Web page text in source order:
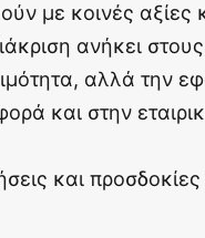
με κοινές
ανήκει
αλλά την
και στην
και